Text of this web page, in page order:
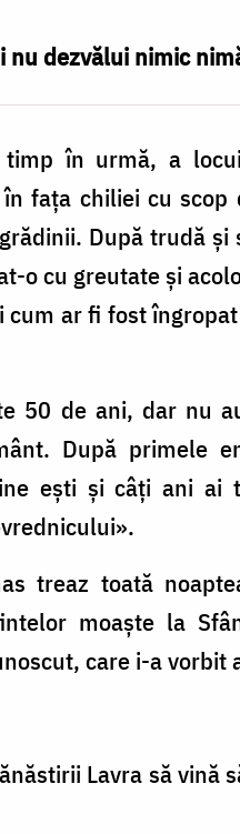
dezvălui nimic
în urmă, a
faţa chiliei cu
După trudă
o cu greutate şi
ar fi fost
50 de ani, dar nu
După primele
eşti şi câţi ani
treaz toată
moaşte la
care i-a vorbit
Lavra să vină